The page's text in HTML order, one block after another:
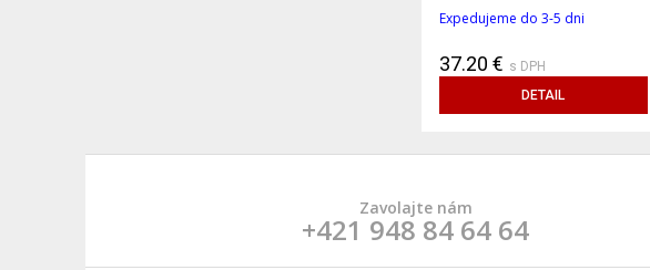
Expedujeme do 3-5 dni
37.20 € s DPH
DETAIL
Zavolajte nám
+421 948 84 64 64